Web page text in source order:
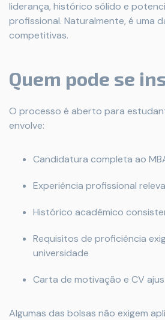
liderança, histórico sólido e
profissional. Naturalmente, é uma
competitivas.
Quem pode se
O processo é aberto para
envolve:
Candidatura completa ao
Experiência profissional
Histórico acadêmico
Requisitos de proficiência
universidade
Carta de motivação e CV
Algumas das bolsas não exigem